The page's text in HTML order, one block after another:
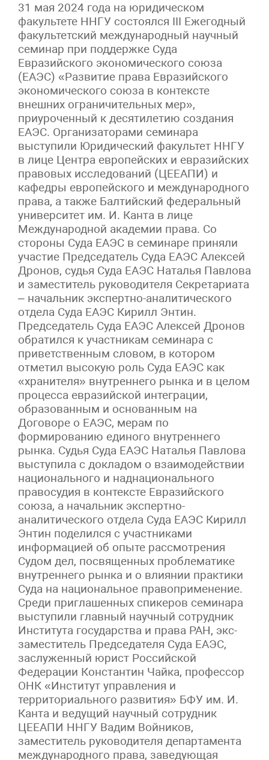
31 мая 2024 года на юридическом
факультете ННГУ состоялся III Ежегодный
факультетский международный научный
семинар при поддержке Суда
Евразийского экономического союза
(ЕАЭС) «Развитие права Евразийского
экономического союза в контексте
внешних ограничительных мер»,
приуроченный к десятилетию создания
ЕАЭС. Организаторами семинара
выступили Юридический факультет ННГУ
в лице Центра европейских и евразийских
правовых исследований (ЦЕЕАПИ) и
кафедры европейского и международного
права, а также Балтийский федеральный
университет им. И. Канта в лице
Международной академии права. Со
стороны Суда ЕАЭС в семинаре приняли
участие Председатель Суда ЕАЭС Алексей
Дронов, судья Суда ЕАЭС Наталья Павлова
и заместитель руководителя Секретариата
– начальник экспертно-аналитического
отдела Суда ЕАЭС Кирилл Энтин.
Председатель Суда ЕАЭС Алексей Дронов
обратился к участникам семинара с
приветственным словом, в котором
отметил высокую роль Суда ЕАЭС как
«хранителя» внутреннего рынка и в целом
процесса евразийской интеграции,
образованным и основанным на
Договоре о ЕАЭС, мерам по
формированию единого внутреннего
рынка. Судья Суда ЕАЭС Наталья Павлова
выступила с докладом о взаимодействии
национального и наднационального
правосудия в контексте Евразийского
союза, а начальник экспертно-
аналитического отдела Суда ЕАЭС Кирилл
Энтин поделился с участниками
информацией об опыте рассмотрения
Судом дел, посвященных проблематике
внутреннего рынка и о влиянии практики
Суда на национальное правоприменение.
Среди приглашенных спикеров семинара
выступили главный научный сотрудник
Института государства и права РАН, экс-
заместитель Председателя Суда ЕАЭС,
заслуженный юрист Российской
Федерации Константин Чайка, профессор
ОНК «Институт управления и
территориального развития» БФУ им. И.
Канта и ведущий научный сотрудник
ЦЕЕАПИ ННГУ Вадим Войников,
заместитель руководителя департамента
международного права, заведующая